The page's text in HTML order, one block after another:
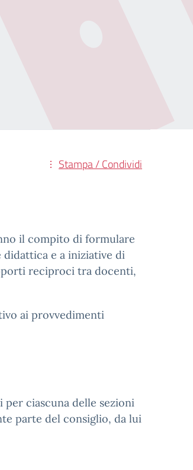
Stampa / Condividi
il compito di formulare
didattica e a iniziative di
reciproci tra docenti,
ai provvedimenti
ciascuna delle sezioni
parte del consiglio, da lui